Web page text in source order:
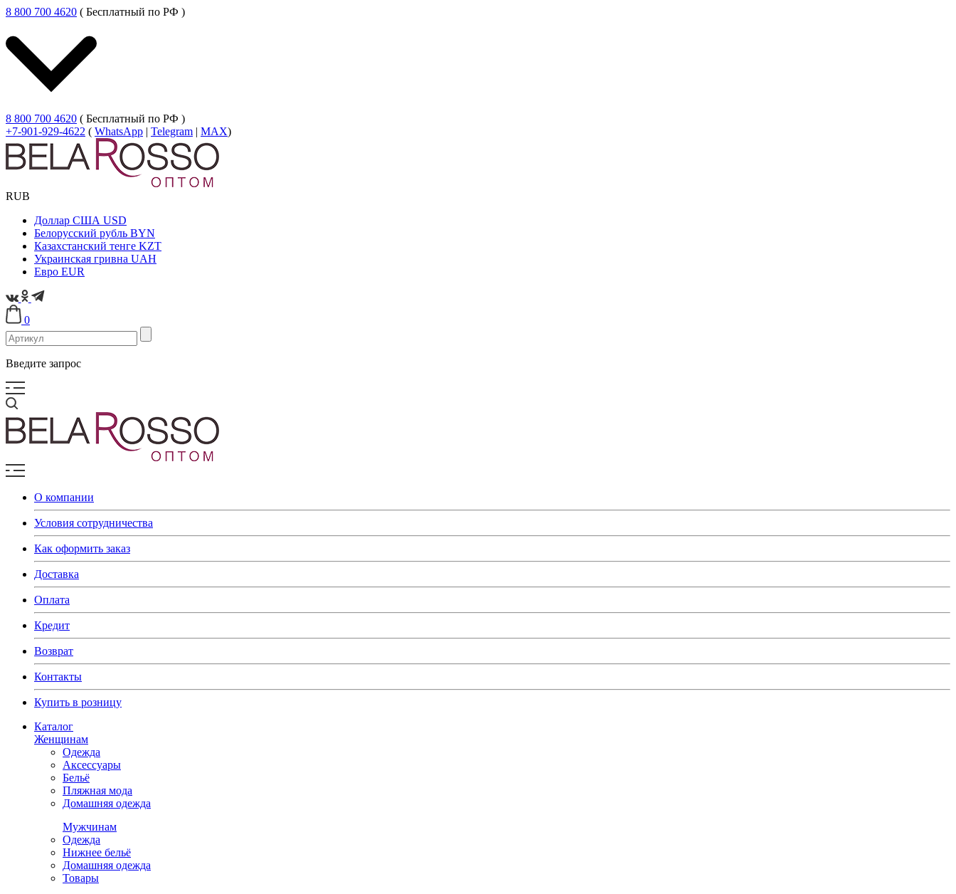
8 800 700 4620 ( Бесплатный по РФ )
8 800 700 4620 ( Бесплатный по РФ )
+7-901-929-4622 ( WhatsApp | Telegram | MAX)
RUB
Доллар США USD
Белорусский рубль BYN
Казахстанский тенге KZT
Украинская гривна UAH
Евро EUR
0
Введите запрос
О компании
Условия сотрудничества
Как оформить заказ
Доставка
Оплата
Кредит
Возврат
Контакты
Купить в розницу
Каталог
Женщинам
Одежда
Аксессуары
Бельё
Пляжная мода
Домашняя одежда
Мужчинам
Одежда
Нижнее бельё
Домашняя одежда
Товары